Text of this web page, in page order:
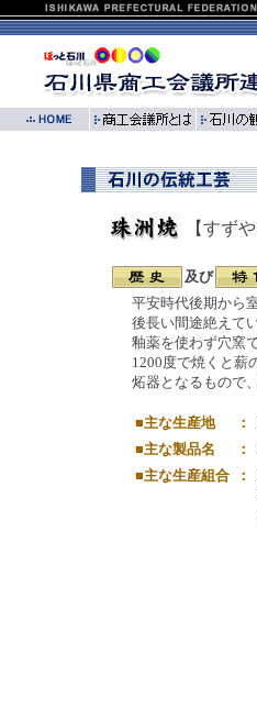
【すずや
及び
平安時代後期から
後長い間途絶えて
釉薬を使わず穴窯
1200度で焼くと薪
炻器となるもので
■主な生産地 ：
■主な製品名
：
■主な生産組合
：